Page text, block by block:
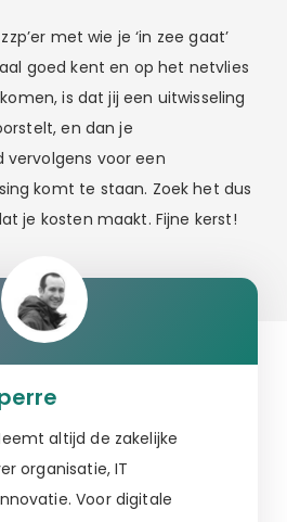
met wie je ‘in zee gaat’
goed kent en op het netvlies
is dat jij een uitwisseling
en dan je
voor een
komt te staan. Zoek het dus
je kosten maakt. Fijne kerst!
altijd de zakelijke
organisatie, IT
Voor digitale